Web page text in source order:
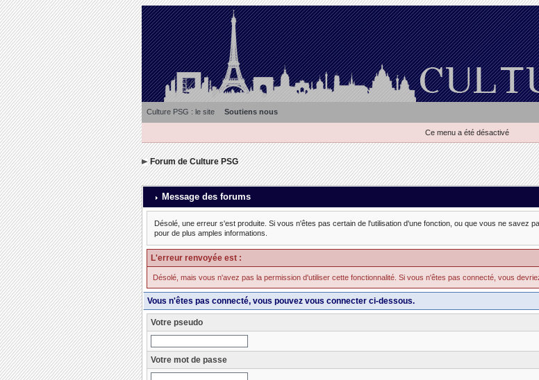
Culture PSG : le site Soutiens nous
Ce menu a été désactivé
Forum de Culture PSG
Message des forums
Désolé, une erreur s'est produite. Si vous n'êtes pas certain de l'utilisation d'une fonction, ou que vous ne savez
pour de plus amples informations.
L'erreur renvoyée est :
Désolé, mais vous n'avez pas la permission d'utiliser cette fonctionnalité. Si vous n'êtes pas connecté, vous
Vous n'êtes pas connecté, vous pouvez vous connecter ci-dessous.
Votre pseudo
Votre mot de passe